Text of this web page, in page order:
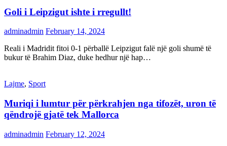
Goli i Leipzigut ishte i rregullt!
adminadmin February 14, 2024
Reali i Madridit fitoi 0-1 përballë Leipzigut falë një goli shumë të
bukur të Brahim Diaz, duke hedhur një hap…
Lajme, Sport
Muriqi i lumtur për përkrahjen nga tifozët, uron të
qëndrojë gjatë tek Mallorca
adminadmin February 12, 2024